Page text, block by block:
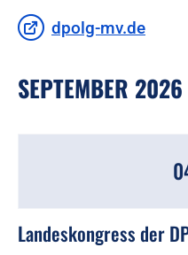
dpolg-mv.de
SEPTEMBER 2026
Landeskongress der